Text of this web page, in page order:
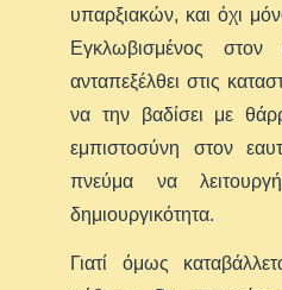
υπαρξιακών, και όχι
Εγκλωβισμένος
ανταπεξέλθει στις
να την βαδίσει με
εμπιστοσύνη στον
πνεύμα να
δημιουργικότητα.
Γιατί όμως